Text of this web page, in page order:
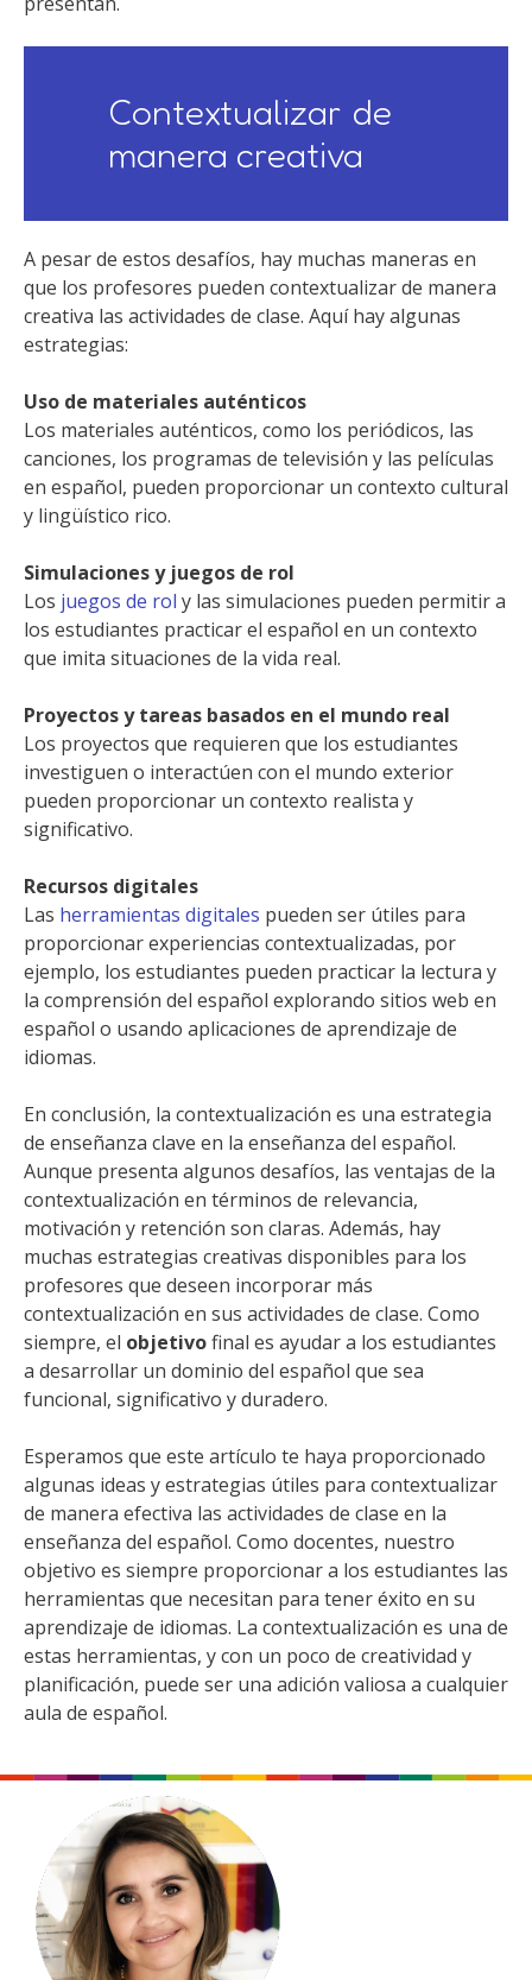
Contextualizar de
manera creativa
A pesar de estos desafíos, hay muchas maneras en
que los profesores pueden contextualizar de manera
creativa las actividades de clase. Aquí hay algunas
estrategias:
Uso de materiales auténticos
Los materiales auténticos, como los periódicos, las
canciones, los programas de televisión y las películas
en español, pueden proporcionar un contexto cultural
y lingüístico rico.
Simulaciones y juegos de rol
Los juegos de rol y las simulaciones pueden permitir a
los estudiantes practicar el español en un contexto
que imita situaciones de la vida real.
Proyectos y tareas basados en el mundo real
Los proyectos que requieren que los estudiantes
investiguen o interactúen con el mundo exterior
pueden proporcionar un contexto realista y
significativo.
Recursos digitales
Las herramientas digitales pueden ser útiles para
proporcionar experiencias contextualizadas, por
ejemplo, los estudiantes pueden practicar la lectura y
la comprensión del español explorando sitios web en
español o usando aplicaciones de aprendizaje de
idiomas.
En conclusión, la contextualización es una estrategia
de enseñanza clave en la enseñanza del español.
Aunque presenta algunos desafíos, las ventajas de la
contextualización en términos de relevancia,
motivación y retención son claras. Además, hay
muchas estrategias creativas disponibles para los
profesores que deseen incorporar más
contextualización en sus actividades de clase. Como
siempre, el objetivofinal es ayudar a los estudiantes
a desarrollar un dominio del español que sea
funcional, significativo y duradero.
Esperamos que este artículo te haya proporcionado
algunas ideas y estrategias útiles para contextualizar
de manera efectiva las actividades de clase en la
enseñanza del español. Como docentes, nuestro
objetivo es siempre proporcionar a los estudiantes las
herramientas que necesitan para tener éxito en su
aprendizaje de idiomas. La contextualización es una de
estas herramientas, y con un poco de creatividad y
planificación, puede ser una adición valiosa a cualquier
aula de español.